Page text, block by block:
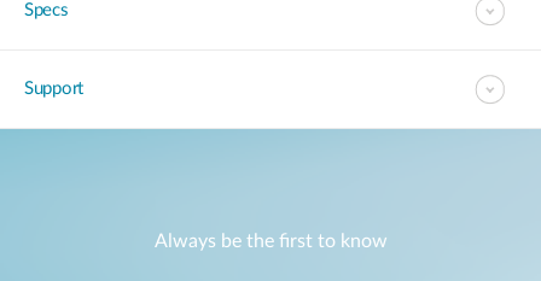
Specs
Support
Always be the first to know